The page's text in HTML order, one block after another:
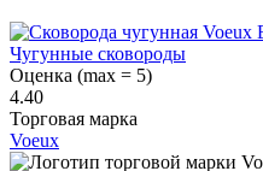
Чугунные сковороды
Оценка (max = 5)
4.40
Торговая марка
Voeux